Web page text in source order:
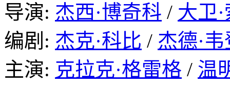
导演: 杰西·博奇科 / 大卫
编剧: 杰克·科比 / 杰德·韦
主演: 克拉克·格雷格 / 温